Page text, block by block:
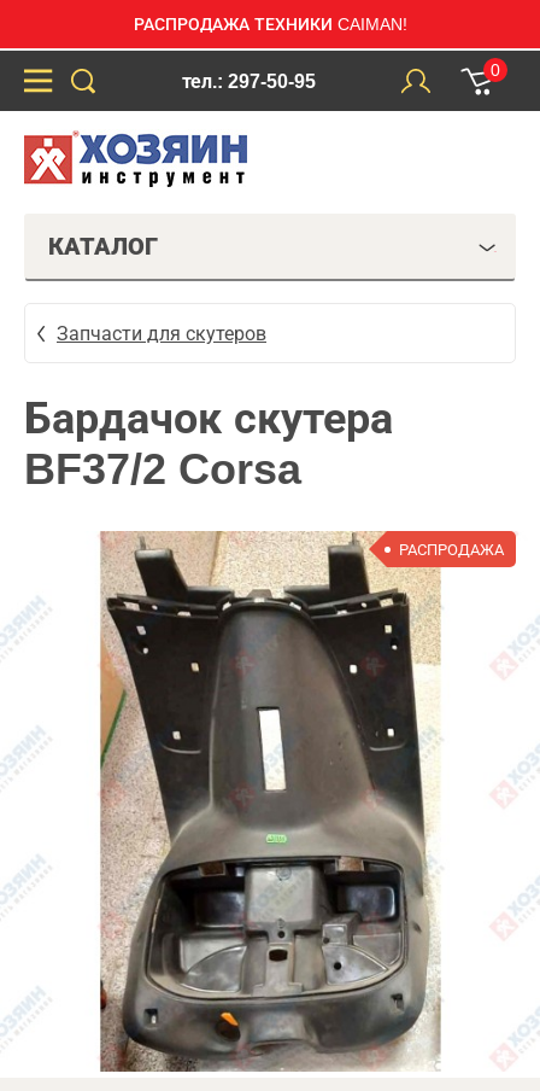
РАСПРОДАЖА ТЕХНИКИ CAIMAN!
тел.: 297-50-95
0
КАТАЛОГ
Запчасти для скутеров
Бардачок скутера
BF37/2 Corsa
РАСПРОДАЖА